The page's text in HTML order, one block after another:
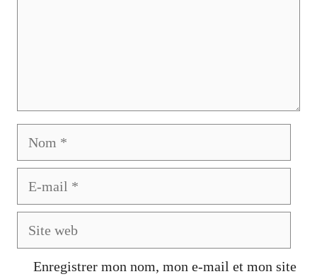
Enregistrer mon nom, mon e-mail et mon site